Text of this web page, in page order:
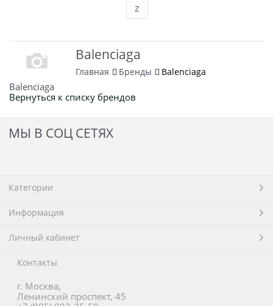
z
Balenciaga
Главная Бренды Balenciaga
Balenciaga
Вернуться к списку брендов
МЫ В СОЦ СЕТЯХ
Категории
Информация
Личный кабинет
Контакты
г. Москва,
Ленинский проспект, 45